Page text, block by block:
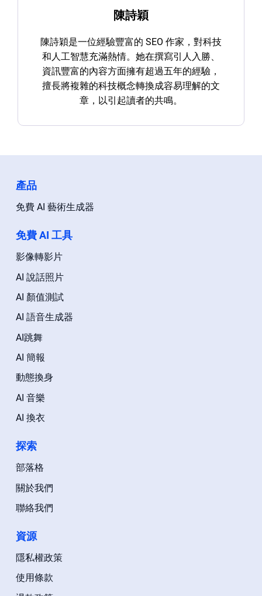
陳詩穎
陳詩穎是一位經驗豐富的 SEO 作家，對科技
和人工智慧充滿熱情。她在撰寫引人入勝、
資訊豐富的內容方面擁有超過五年的經驗，
擅長將複雜的科技概念轉換成容易理解的文
章，以引起讀者的共鳴。
產品
免費 AI 藝術生成器
免費 AI 工具
影像轉影片
AI 說話照片
AI 顏值測試
AI 語音生成器
AI跳舞
AI 簡報
動態換身
AI 音樂
AI 換衣
探索
部落格
關於我們
聯絡我們
資源
隱私權政策
使用條款